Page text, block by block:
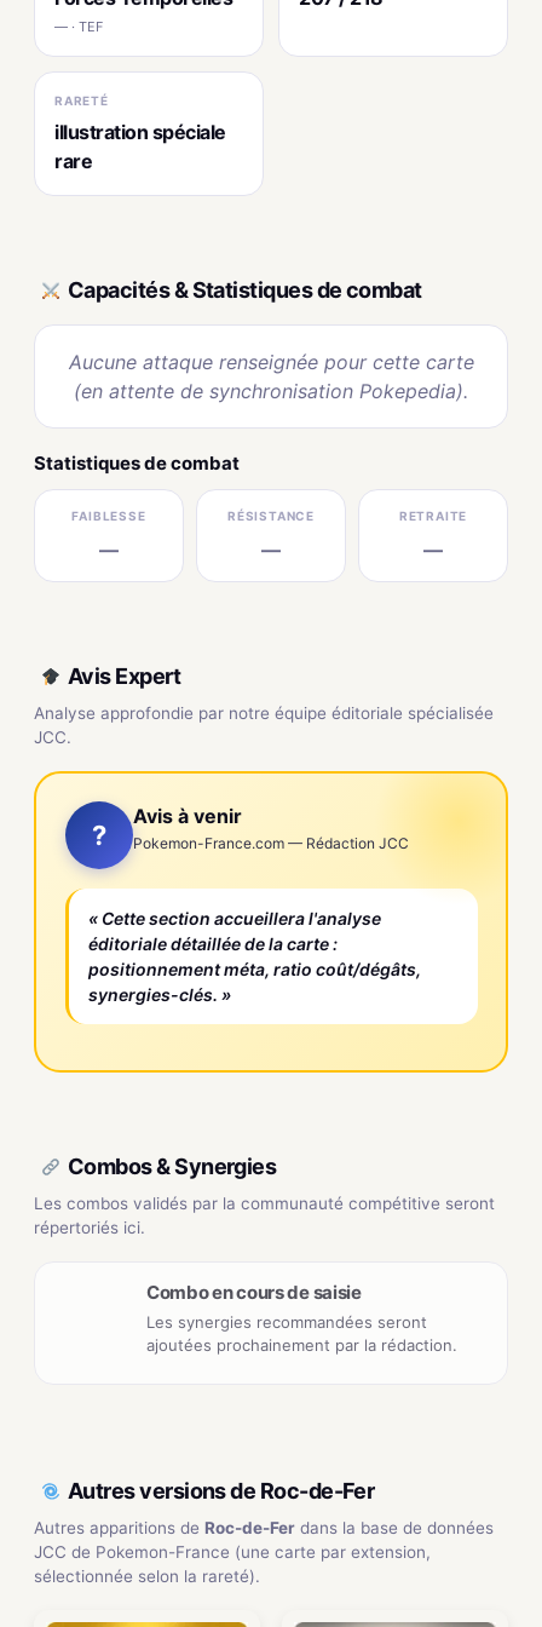
— · TEF
RARETÉ
illustration spéciale
rare
Capacités & Statistiques de combat
Aucune attaque renseignée pour cette carte
(en attente de synchronisation Pokepedia).
Statistiques de combat
FAIBLESSE
—
RÉSISTANCE
—
RETRAITE
—
Avis Expert
Analyse approfondie par notre équipe éditoriale spécialisée
JCC.
?
Avis à venir
Pokemon-France.com — Rédaction JCC
« Cette section accueillera l'analyse
éditoriale détaillée de la carte :
positionnement méta, ratio coût/dégâts,
synergies-clés. »
Combos & Synergies
Les combos validés par la communauté compétitive seront
répertoriés ici.
Combo en cours de saisie
Les synergies recommandées seront
ajoutées prochainement par la rédaction.
Autres versions de Roc-de-Fer
Autres apparitions de Roc-de-Fer dans la base de données
JCC de Pokemon-France (une carte par extension,
sélectionnée selon la rareté).